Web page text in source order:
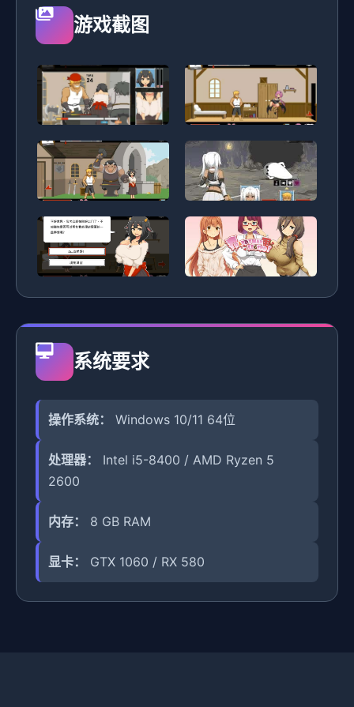
游戏截图
系统要求
操作系统： Windows 10/11 64位
处理器：
Intel i5-8400 / AMD Ryzen 5
2600
内存： 8 GB RAM
显卡： GTX 1060 / RX 580